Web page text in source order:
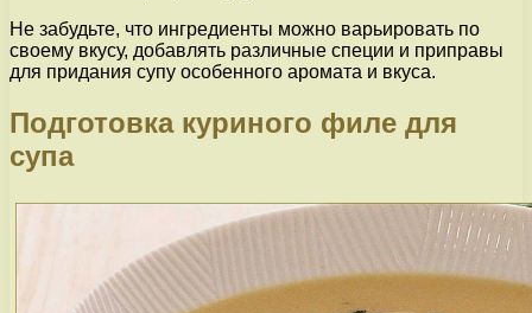
Не забудьте, что ингредиенты можно варьировать по
своему вкусу, добавлять различные специи и приправы
для придания супу особенного аромата и вкуса.
Подготовка куриного филе для
супа